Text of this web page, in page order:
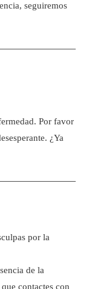
seguiremos
Por favor
¿Ya
por la
de la
contactes con